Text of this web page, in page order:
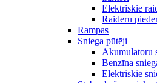
Elektriskie
Raideru
Rampas
Sniega pūtēji
Akumulatoru
Benzīna
Elektriskie